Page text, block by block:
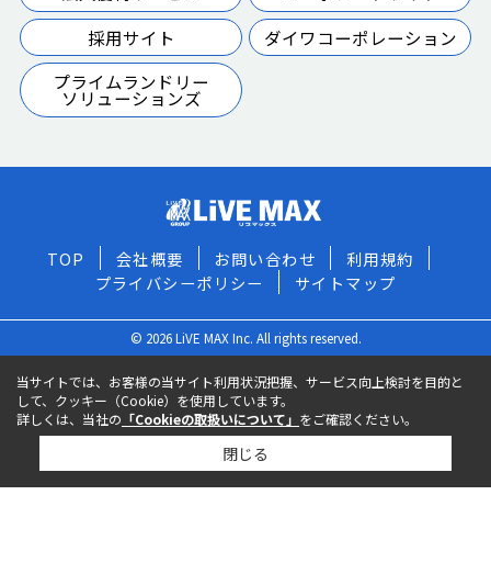
採用サイト
ダイワコーポレーション
プライムランドリー
ソリューションズ
TOP 会社概要 お問い合わせ
利用規約
プライバシーポリシー
サイトマップ
© 2026 LiVE MAX Inc. All rights reserved.
当サイトでは、お客様の当サイト利用状況把握、サービス向上検討を目的と
して、クッキー（Cookie）を使用しています。
詳しくは、当社の 「Cookieの取扱いについて」 をご確認ください。
閉じる